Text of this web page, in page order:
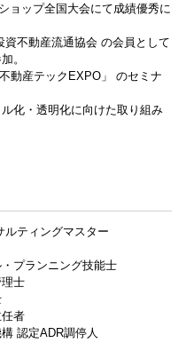
ョップ全国大会にて成績優秀に
資不動産流通協会 の会員として
。
動産テックEXPO」 のセミナ
化・透明化に向けた取り組み
ルティングマスター
プランニング技能士
理士
任者
認定ADR調停人